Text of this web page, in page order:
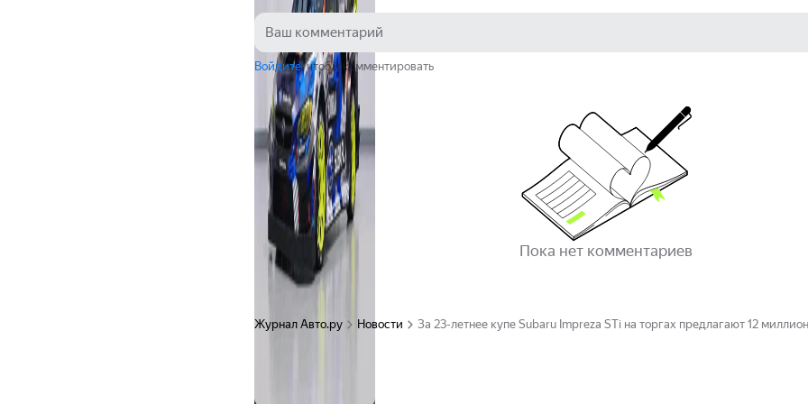
Войдите, чтобы комментировать
Пока нет комментариев
Журнал Авто.ру Новости За 23-летнее купе Subaru Impreza STi на торгах предлагают 12